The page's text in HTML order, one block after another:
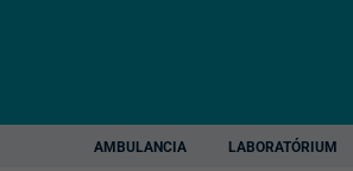
AMBULANCIA LABORATÓRIUM